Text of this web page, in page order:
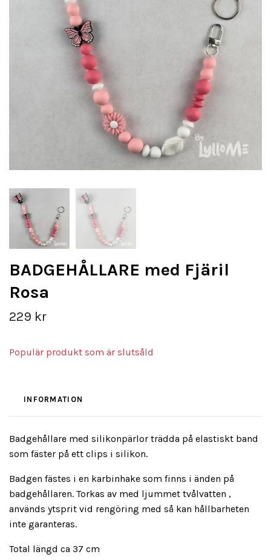
BADGEHÅLLARE med Fjäril
Rosa
229 kr
Populär produkt som är slutsåld
INFORMATION
Badgehållare med silikonpärlor trädda på elastiskt band
som fäster på ett clips i silikon.
Badgen fästes i en karbinhake som finns i änden på
badgehållaren. Torkas av med ljummet tvålvatten ,
används ytsprit vid rengöring med så kan hållbarheten
inte garanteras.
Total längd ca 37 cm